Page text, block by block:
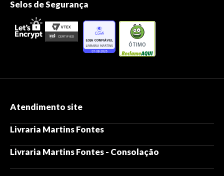
Selos de Segurança
ÓTIMO
Atendimento site
Livraria Martins Fontes
Livraria Martins Fontes - Consolação